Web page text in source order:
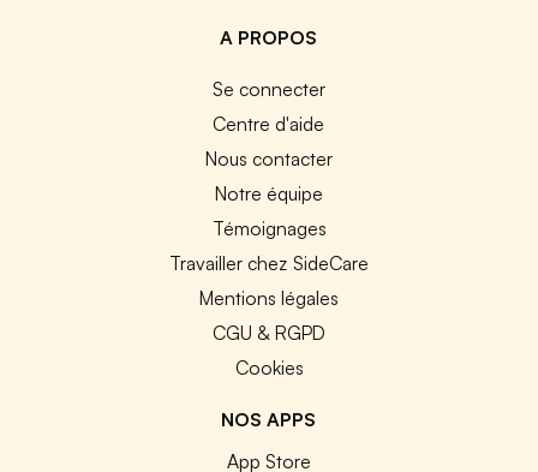
A PROPOS
Se connecter
Centre d'aide
Nous contacter
Notre équipe
Témoignages
Travailler chez SideCare
Mentions légales
CGU & RGPD
Cookies
NOS APPS
App Store